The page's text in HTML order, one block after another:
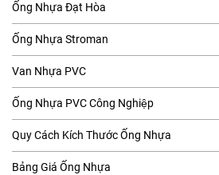
Ống Nhựa Đạt Hòa
Ống Nhựa Stroman
Van Nhựa PVC
Ống Nhựa PVC Công Nghiệp
Quy Cách Kích Thước Ống Nhựa
Bảng Giá Ống Nhựa